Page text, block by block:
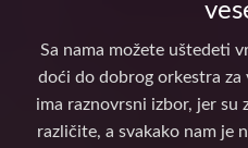
Sa nama možete uštedeti
doći do dobrog orkestra za
ima raznovrsni izbor, jer su
različite, a svakako nam je